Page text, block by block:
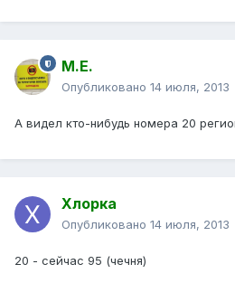
М.Е.
Опубликовано 14 июля, 2013
А видел кто-нибудь номера 20
Хлорка
Опубликовано 14 июля, 2013
20 - сейчас 95 (чечня)